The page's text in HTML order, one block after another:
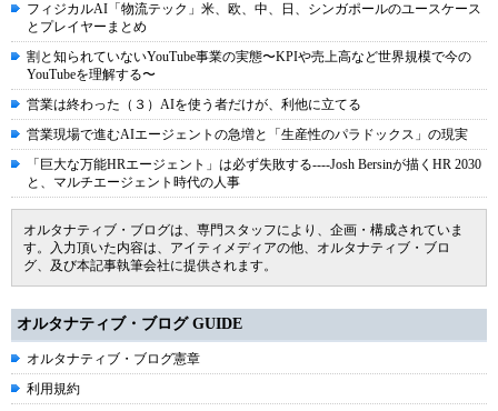
フィジカルAI「物流テック」米、欧、中、日、シンガポールのユースケース
とプレイヤーまとめ
割と知られていないYouTube事業の実態〜KPIや売上高など世界規模で今の
YouTubeを理解する〜
営業は終わった（３）AIを使う者だけが、利他に立てる
営業現場で進むAIエージェントの急増と「生産性のパラドックス」の現実
「巨大な万能HRエージェント」は必ず失敗する----Josh Bersinが描くHR 2030
と、マルチエージェント時代の人事
オルタナティブ・ブログは、専門スタッフにより、企画・構成されていま
す。入力頂いた内容は、アイティメディアの他、オルタナティブ・ブロ
グ、及び本記事執筆会社に提供されます。
オルタナティブ・ブログ GUIDE
オルタナティブ・ブログ憲章
利用規約